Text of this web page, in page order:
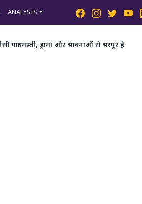
ANALYSIS
मस्ती, ड्रामा और भावनाओं से भरपूर है